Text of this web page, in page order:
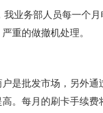
我业务部人员每一个
重的做撤机处理。
是批发市场，另外
。每月的刷卡手续费